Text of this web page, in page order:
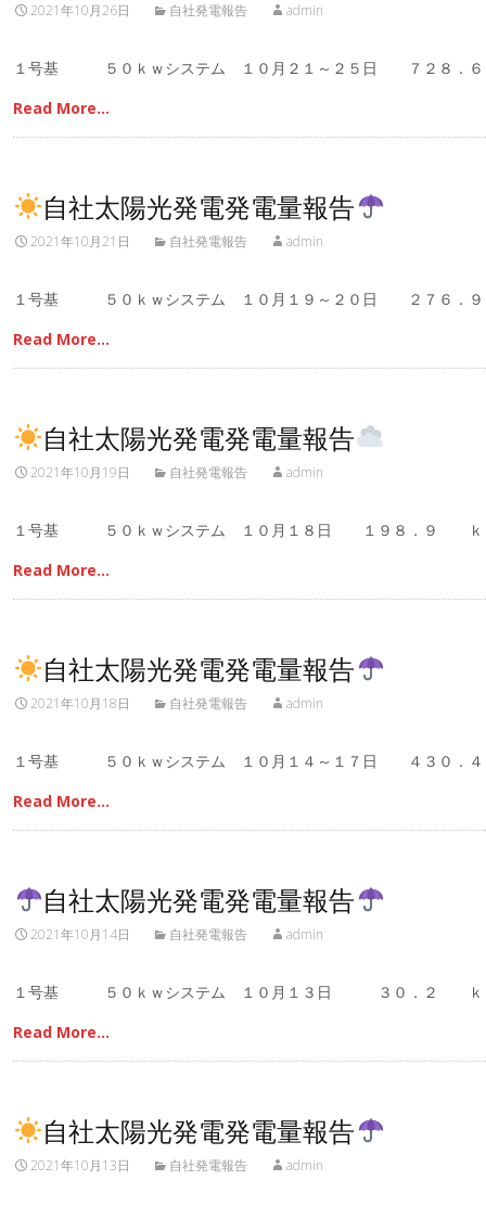
2021年10月26日 自社発電報告 admin
１号基 ５０ｋｗシステム １０月２１～２５日 ７２８．
Read More…
自社太陽光発電発電量報告
2021年10月21日 自社発電報告 admin
１号基 ５０ｋｗシステム １０月１９～２０日 ２７６．
Read More…
自社太陽光発電発電量報告
2021年10月19日 自社発電報告 admin
１号基 ５０ｋｗシステム １０月１８日 １９８．９ ｋ
Read More…
自社太陽光発電発電量報告
2021年10月18日 自社発電報告 admin
１号基 ５０ｋｗシステム １０月１４～１７日 ４３０．
Read More…
自社太陽光発電発電量報告
2021年10月14日 自社発電報告 admin
１号基 ５０ｋｗシステム １０月１３日 ３０．２ ｋ
Read More…
自社太陽光発電発電量報告
2021年10月13日 自社発電報告 admin